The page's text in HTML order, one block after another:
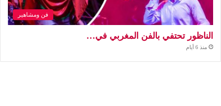
فن ومشاهير
الناظور تحتفي بالفن المغربي في…
منذ 6 أيام